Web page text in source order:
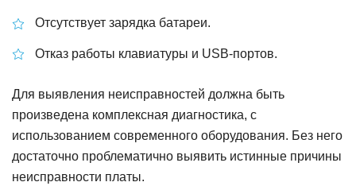
Отсутствует зарядка батареи.
Отказ работы клавиатуры и USB-портов.
Для выявления неисправностей должна быть
произведена комплексная диагностика, с
использованием современного оборудования. Без него
достаточно проблематично выявить истинные причины
неисправности платы.